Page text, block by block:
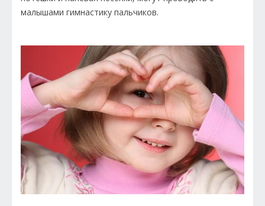
малышами гимнастику пальчиков.